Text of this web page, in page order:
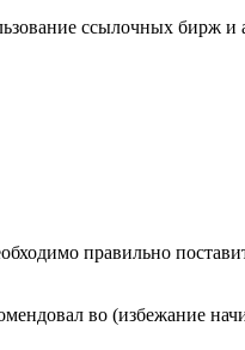
ссылочных бирж и
правильно
во (избежание